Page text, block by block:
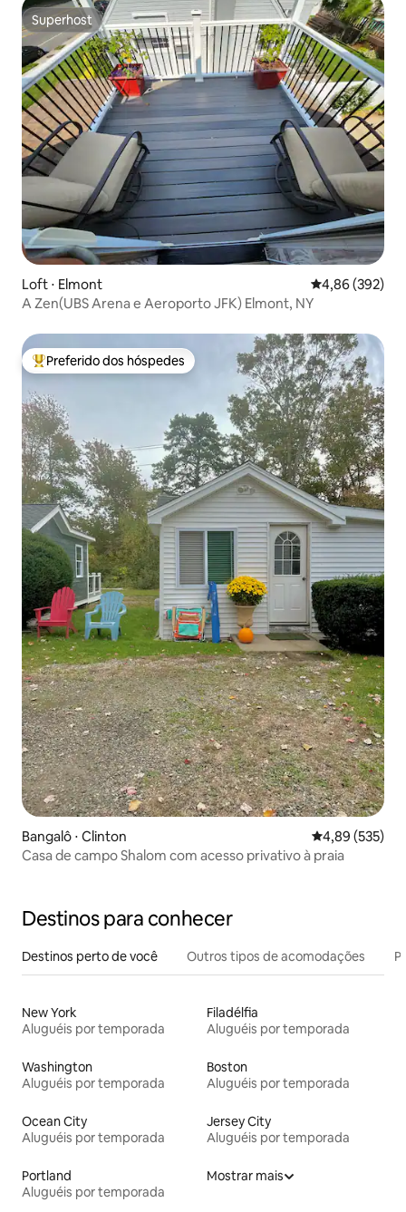
Superhost
Superhost
Loft ⋅ Elmont 4,86 de uma
4,86 (392)
A Zen(UBS Arena e Aeroporto JFK) Elmont, NY
Entre os melhores preferidos dos hóspedes
Preferido dos hóspedes
Bangalô ⋅ Clinton 4,89 de uma
4,89 (535)
Casa de campo Shalom com acesso privativo à praia
Destinos para conhecer
Destinos perto de você Outros tipos de acomodações
New York
Aluguéis por temporada
Filadélfia
Aluguéis por temporada
Washington
Aluguéis por temporada
Boston
Aluguéis por temporada
Ocean City
Aluguéis por temporada
Jersey City
Aluguéis por temporada
Portland
Aluguéis por temporada
Mostrar mais